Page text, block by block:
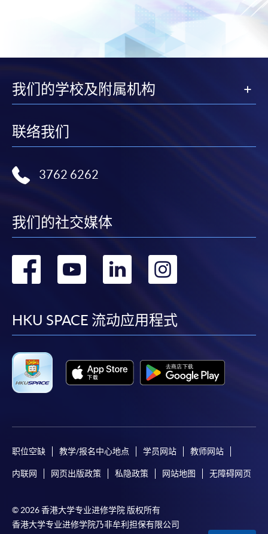
我们的学校及附属机构
联络我们
3762 6262
我们的社交媒体
转
facebook
转
youtube
转
linkedin
转
HKU SPACE 流动应用程式
职位空缺 教学/报名中心地点 学员网站 教师网站
内联网 网页出版政策 私隐政策 网站地图 无障碍网页
© 2026 香港大学专业进修学院 版权所有
香港大学专业进修学院乃非牟利担保有限公司